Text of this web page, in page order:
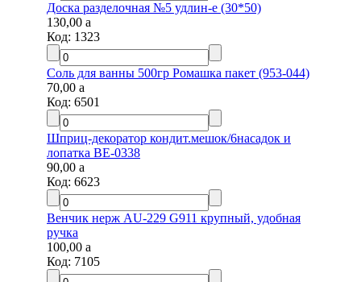
Доска разделочная №5 удлин-е (30*50)
130,00a
Код:1323
Соль для ванны 500гр Ромашка пакет (953-044)
70,00a
Код:6501
Шприц-декоратор кондит.мешок/6насадок и
лопатка BE-0338
90,00a
Код:6623
Венчик нерж AU-229 G911 крупный, удобная
ручка
100,00a
Код:7105